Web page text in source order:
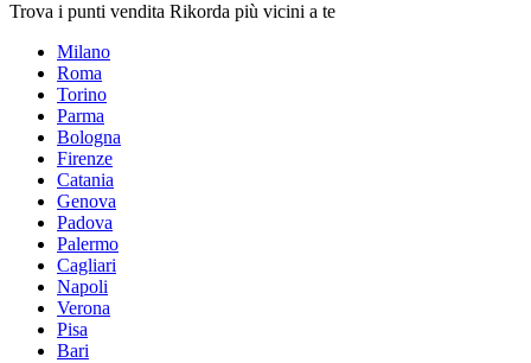
Trova i punti vendita Rikorda più vicini a te
Milano
Roma
Torino
Parma
Bologna
Firenze
Catania
Genova
Padova
Palermo
Cagliari
Napoli
Verona
Pisa
Bari